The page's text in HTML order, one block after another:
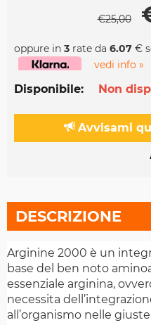
€25,00
oppure in 3 rate da 6.07 €
vedi info »
Disponibile: Non
Avvisami
DESCRIZIONE
Arginine 2000 è un
base del ben noto
essenziale arginina,
necessita
all’organismo nelle